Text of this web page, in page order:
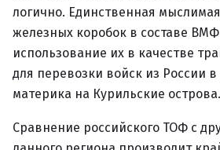
логично. Единственная
железных коробок в составе
использование их в качестве
для перевозки войск из России в
материка на Курильские острова.
Сравнение российского ТОФ с